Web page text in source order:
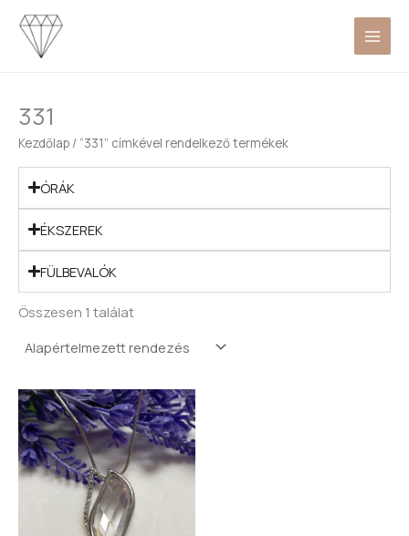
Skip
content
331
Kezdőlap / “331” címkével rendelkező termékek
ÓRÁK
ÉKSZEREK
FÜLBEVALÓK
Összesen 1 találat